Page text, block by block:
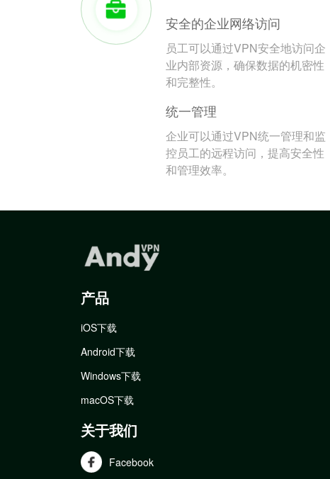
安全的企业网络访问
员工可以通过VPN安全地访问企
业内部资源，确保数据的机密性
和完整性。
统一管理
企业可以通过VPN统一管理和监
控员工的远程访问，提高安全性
和管理效率。
产品
iOS下载
Android下载
Windows下载
macOS下载
关于我们
Facebook